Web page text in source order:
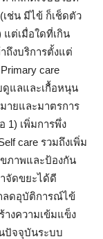
ช่น มีไข้ ก็เช็ดตัว
ต่เมื่อใดที่เกิน
ถึงบริการตั้งแต่
care
ดูแลและเกื้อหนุน
ายและมาตรการ
เพิ่มการพึ่ง
care รวมถึงเพิ่ม
ขภาพและป้องกัน
จัดขยะได้ดี
ลดอุบัติการณ์ไข้
างความเข้มแข็ง
ปัจจุบันระบบ